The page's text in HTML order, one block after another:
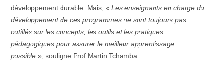
développement durable. Mais, «Les enseignants en charge du
développement de ces programmes ne sont toujours pas
outillés sur les concepts, les outils et les pratiques
pédagogiques pour assurer le meilleur apprentissage
possible », souligne Prof Martin Tchamba.